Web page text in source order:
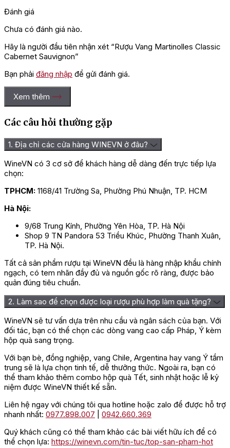
Đánh giá
Chưa có đánh giá nào.
Hãy là người đầu tiên nhận xét “Rượu Vang Martinolles Classic
Cabernet Sauvignon”
Bạn phải đăng nhập để gửi đánh giá.
Xem thêm
Các câu hỏi thường gặp
1. Địa chỉ các cửa hàng WINEVN ở đâu?
WineVN có 3 cơ sở để khách hàng dễ dàng đến trực tiếp lựa
chọn:
TPHCM: 1168/41 Trường Sa, Phường Phú Nhuận, TP. HCM
Hà Nội:
9/68 Trung Kính, Phường Yên Hòa, TP. Hà Nội
Shop 9 TN Pandora 53 Triều Khúc, Phường Thanh Xuân,
TP. Hà Nội.
Tất cả sản phẩm rượu tại WineVN đều là hàng nhập khẩu chính
ngạch, có tem nhãn đầy đủ và nguồn gốc rõ ràng, được bảo
quản đúng tiêu chuẩn.
2. Làm sao để chọn được loại rượu phù hợp làm quà tặng?
WineVN sẽ tư vấn dựa trên nhu cầu và ngân sách của bạn. Với
đối tác, bạn có thể chọn các dòng vang cao cấp Pháp, Ý kèm
hộp quà sang trọng.
Với bạn bè, đồng nghiệp, vang Chile, Argentina hay vang Ý tầm
trung sẽ là lựa chọn tinh tế, dễ thưởng thức. Ngoài ra, bạn có
thể tham khảo thêm combo hộp quà Tết, sinh nhật hoặc lễ kỷ
niệm được WineVN thiết kế sẵn.
Liên hệ ngay với chúng tôi qua hotline hoặc zalo để được hỗ trợ
nhanh nhất: 0977.898.007
0942.660.369
Quý khách cũng có thể tham khảo các bài viết hữu ích để có
thể chọn lựa: https://winevn.com/tin-tuc/top-san-pham-hot